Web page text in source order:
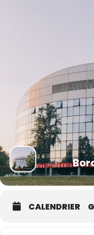
CALENDRIER